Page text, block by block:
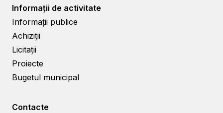
Informații de activitate
Informații publice
Achiziții
Licitații
Proiecte
Bugetul municipal
Contacte